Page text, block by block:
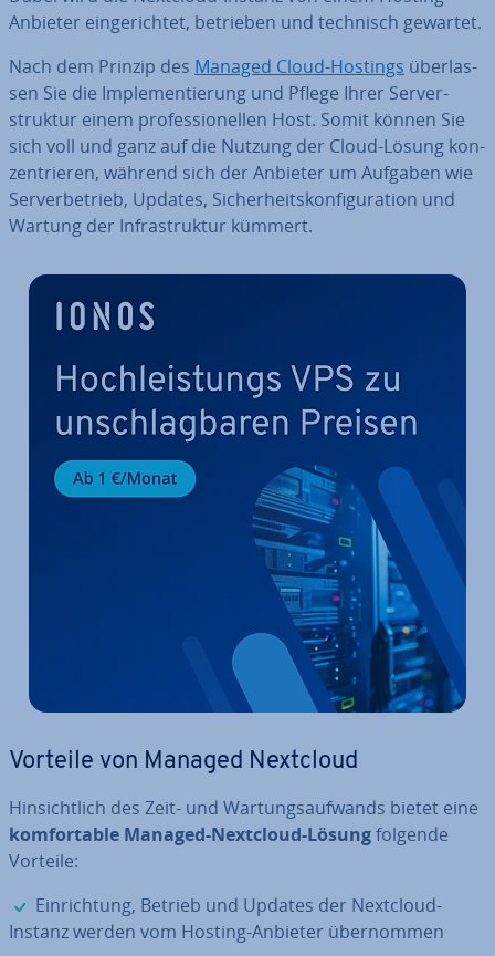
Anbieter ein­ge­rich­tet, betrieben und technisch gewartet.
Nach dem Prinzip des Managed Cloud-Hostings über­las­
sen Sie die Im­ple­men­tie­rung und Pflege Ihrer Ser­ver­
struk­tur einem pro­fes­sio­nel­len Host. Somit können Sie
sich voll und ganz auf die Nutzung der Cloud-Lösung kon­
zen­trie­ren, während sich der Anbieter um Aufgaben wie
Ser­ver­be­trieb, Updates, Si­cher­heits­kon­fi­gu­ra­ti­on und
Wartung der In­fra­struk­tur kümmert.
Vorteile von Managed Nextcloud
Hin­sicht­lich des Zeit- und War­tungs­auf­wands bietet eine
kom­for­ta­ble Managed-Nextcloud-Lösungfolgende
Vorteile:
✓
Ein­rich­tung, Betrieb und Updates der Nextcloud-
Instanz werden vom Hosting-Anbieter über­nom­men